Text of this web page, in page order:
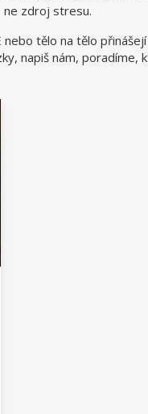
ne zdroj stresu.
nebo tělo na tělo
napiš nám, poradíme,